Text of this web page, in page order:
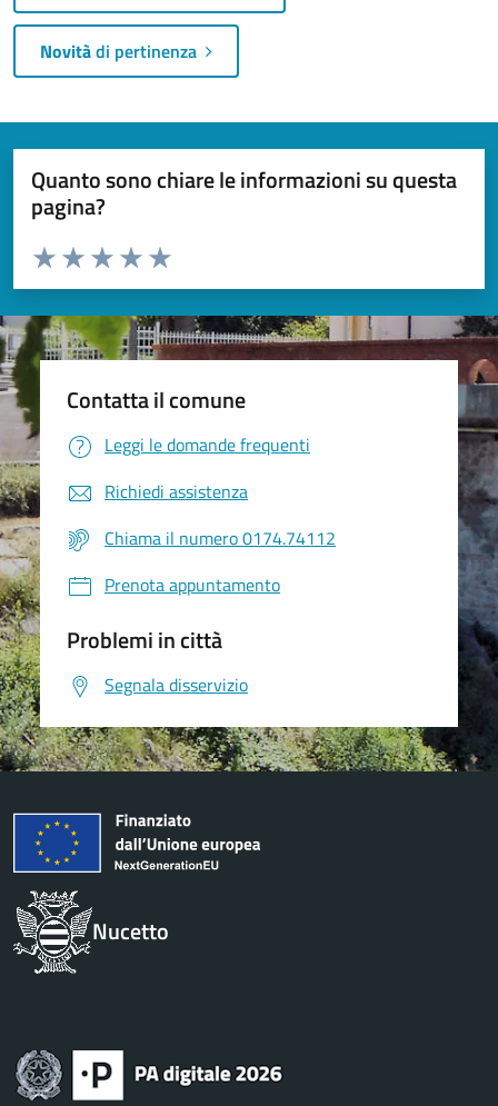
Novitàdi pertinenza
Quanto sono chiare le informazioni su questa
pagina?
Valuta da 1 a 5 stelle la pagina
Valuta 5 stelle su 5
Valuta 4 stelle su 5
Valuta 3 stelle su 5
Valuta 2 stelle su 5
Valuta 1 stelle su 5
Contatta il comune
Leggi le domande frequenti
Richiedi assistenza
Chiama il numero 0174.74112
Prenota appuntamento
Problemi in città
Segnala disservizio
Nucetto